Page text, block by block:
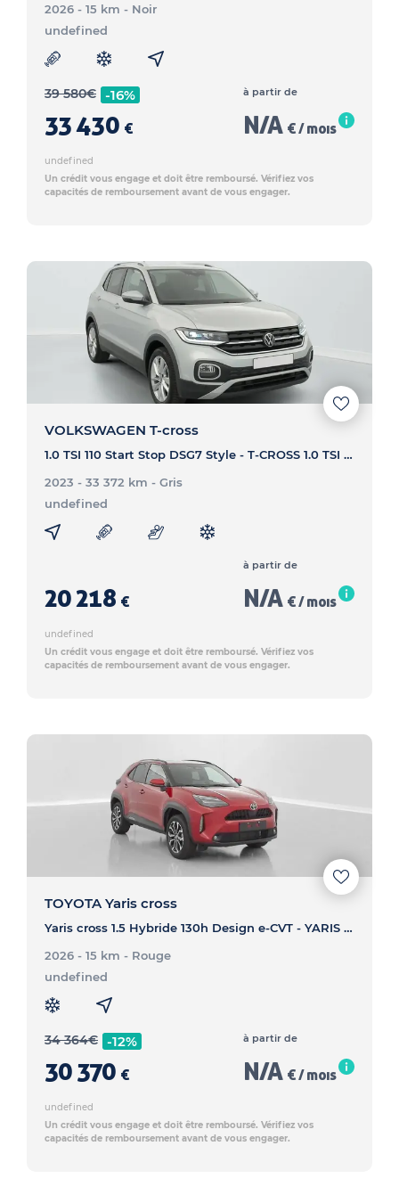
2026 - 15 km - Noir
undefined
39 580€ -16%
33 430 €
à partir de
N/A € / mois
undefined
Un crédit vous engage et doit être remboursé. Vérifiez vos
capacités de remboursement avant de vous engager.
VOLKSWAGEN T-cross
1.0 TSI 110 Start Stop DSG7 Style - T-CROSS 1.0 TSI 110 Start Stop DSG7 Style
2023 - 33 372 km - Gris
undefined
20 218 €
à partir de
N/A € / mois
undefined
Un crédit vous engage et doit être remboursé. Vérifiez vos
capacités de remboursement avant de vous engager.
TOYOTA Yaris cross
Yaris cross 1.5 Hybride 130h Design e-CVT - YARIS CROSS Yaris cross 1.5 Hybride 130h Design e-CVT
2026 - 15 km - Rouge
undefined
34 364€ -12%
30 370 €
à partir de
N/A € / mois
undefined
Un crédit vous engage et doit être remboursé. Vérifiez vos
capacités de remboursement avant de vous engager.